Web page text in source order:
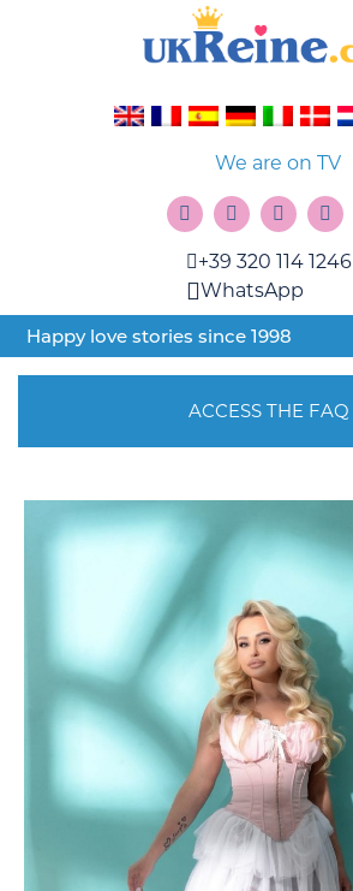
We are on TV
+39 320 114 1246
WhatsApp
Happy love stories since 1998
ACCESS THE FAQ